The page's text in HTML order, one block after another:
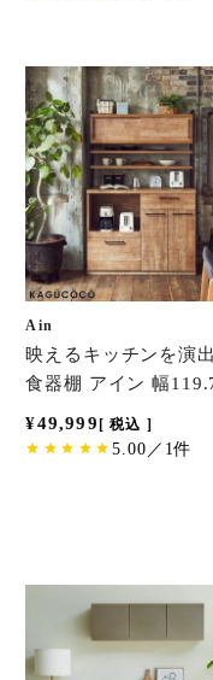
Ain
映えるキッチンを演
食器棚 アイン 幅
¥49,999 税込
5.00／1件